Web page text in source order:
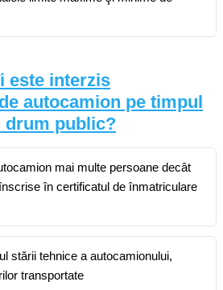
este interzis
autocamion pe timpul
drum public?
mai multe persoane decât
în certificatul de înmatriculare
stării tehnice a autocamionului,
transportate